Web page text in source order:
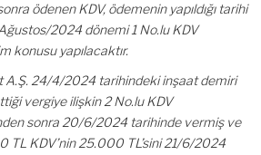
ödenen KDV, ödemenin yapıldığı tarihi
2024 dönemi 1 No.lu KDV
konusu yapılacaktır.
A.Ş. 24/4/2024 tarihindeki inşaat demiri
vergiye ilişkin 2 No.lu KDV
sonra 20/6/2024 tarihinde vermiş ve
TL KDV’nin 25.000 TL’sini 21/6/2024